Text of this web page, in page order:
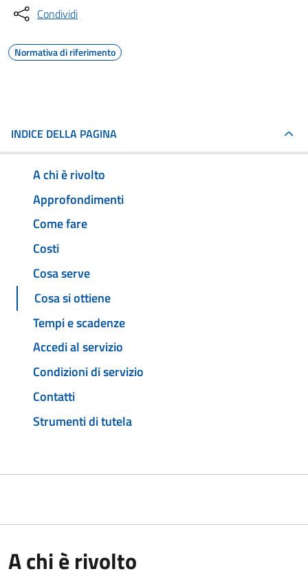
Condividi
Normativa di riferimento
INDICE DELLA PAGINA
A chi è rivolto
Approfondimenti
Come fare
Costi
Cosa serve
Cosa si ottiene
Tempi e scadenze
Accedi al servizio
Condizioni di servizio
Contatti
Strumenti di tutela
A chi è rivolto